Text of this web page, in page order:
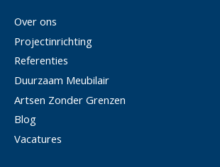
Over ons
Projectinrichting
Referenties
Duurzaam Meubilair
Artsen Zonder Grenzen
Blog
Vacatures